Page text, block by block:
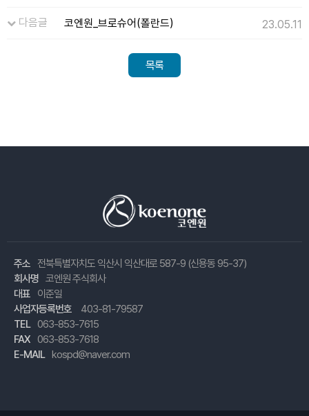
다음글 코엔원_브로슈어(폴란드) 23.05.11
목록
주소
전북특별자치도 익산시 익산대로 587-9 (신용동 95-37)
회사명 코엔원 주식회사
대표
이준일
사업자등록번호
403-81-79587
TEL
063-853-7615
FAX
063-853-7618
E-MAIL kospd@naver.com